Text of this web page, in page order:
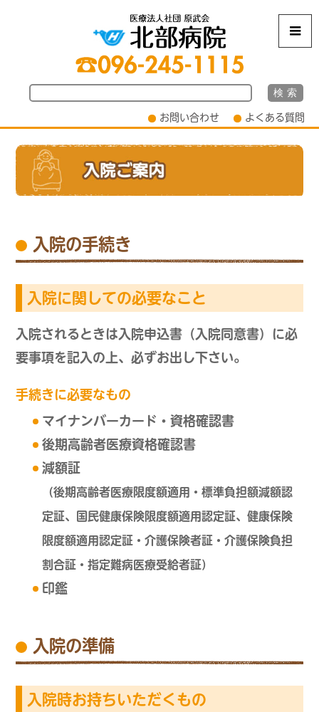
よくある質問
お問い合わせ
入院の手続き
入院に関しての必要なこと
入院されるときは入院申込書（入院同意書）に必
要事項を記入の上、必ずお出し下さい。
手続きに必要なもの
マイナンバーカード・資格確認書
後期高齢者医療資格確認書
減額証
（後期高齢者医療限度額適用・標準負担額減額認
定証、国民健康保険限度額適用認定証、健康保険
限度額適用認定証・介護保険者証・介護保険負担
割合証・指定難病医療受給者証）
印鑑
入院の準備
入院時お持ちいただくもの